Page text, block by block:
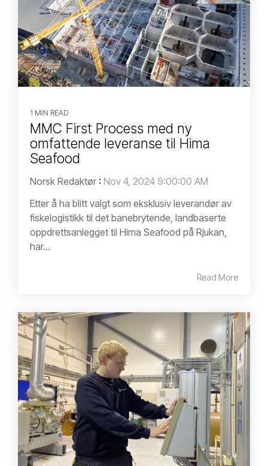
1 MIN READ
MMC First Process med ny
omfattende leveranse til Hima
Seafood
Norsk Redaktør : Nov 4, 2024 9:00:00 AM
Etter å ha blitt valgt som eksklusiv leverandør av
fiskelogistikk til det banebrytende, landbaserte
oppdrettsanlegget til Hima Seafood på Rjukan,
har...
Read More